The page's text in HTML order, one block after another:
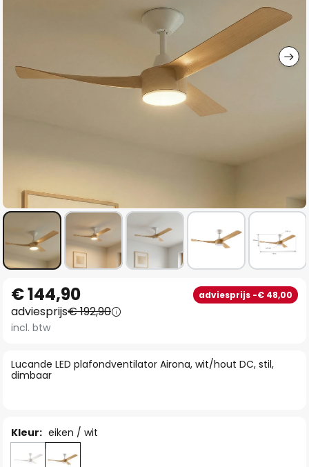
naar
het
begin
de
afbeeldingen-
Lucande LED plafondventilator Airona, wit/hout DC, stil,
dimbaar
€ 144,90 adviesprijs -€ 48,00
adviesprijs€ 192,90
incl. btw
Kleur: eiken / wit